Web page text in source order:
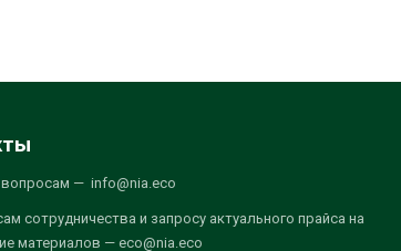
— info@nia.eco
сотрудничества и запросу актуального прайса на
материалов — eco@nia.eco